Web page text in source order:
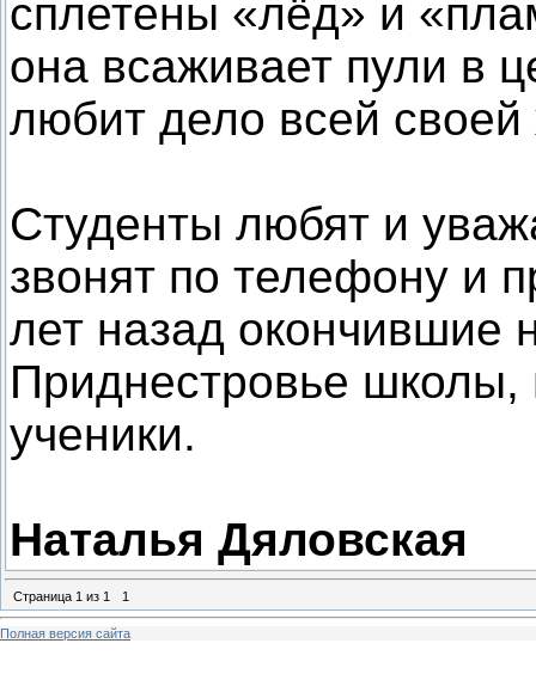
сплетены «лёд» и
она всаживает пули в
любит дело всей своей
Студенты любят и
звонят по телефону и
лет назад окончившие
Приднестровье школы,
ученики.
Наталья Дяловская
Страница 1 из 1 1
Полная версия сайта